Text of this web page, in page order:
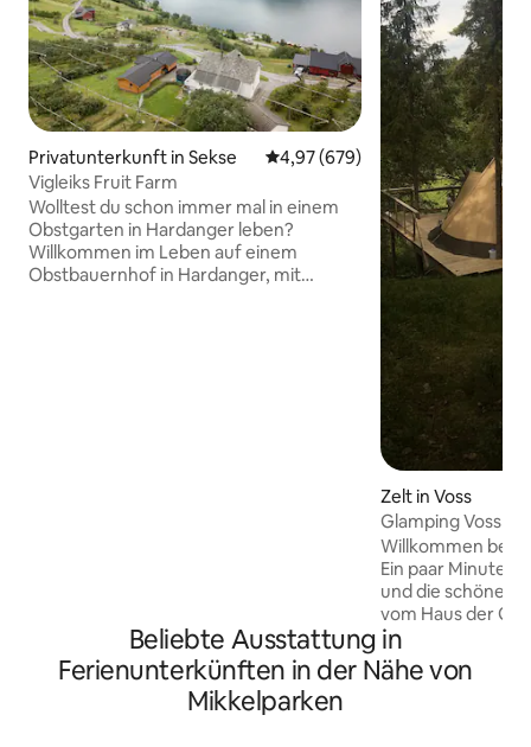
Privatunterkunft in Sekse Durchschnittliche Bewertung:
4,97 (679)
Vigleiks Fruit Farm
Wolltest du schon immer mal in einem
Obstgarten in Hardanger leben?
Willkommen im Leben auf einem
Obstbauernhof in Hardanger, mit
Zelt in Voss
Glamping Voss
Willkommen bei
Ein paar Minuten
und die schöne
vom Haus der
magischer Ort im
Sie sich
Flusses genießen
Beliebte Ausstattung in
Ferienunterkünften in der Nähe von
Mikkelparken